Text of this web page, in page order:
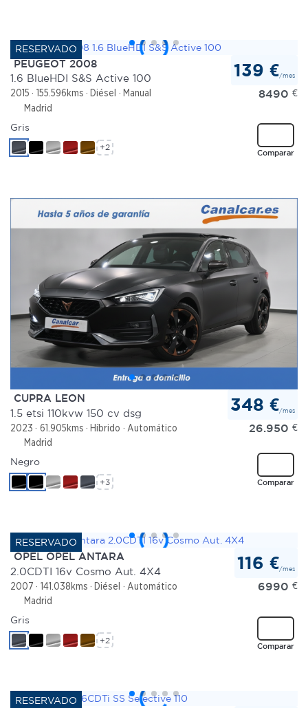
PEUGEOT 2008
1.6 BlueHDI S&S Active 100
2015 155.596kms Diésel
Manual
Madrid
139 €/mes
8490 €
Comparar
Gris
+2
CUPRA LEON
1.5 etsi 110kvw 150 cv dsg
2023 61.905kms Híbrido
Automático
Madrid
348 €/mes
26.950 €
Comparar
Negro
+3
OPEL OPEL ANTARA
2.0CDTI 16v Cosmo Aut. 4X4
2007 141.038kms Diésel
Automático
Madrid
116 €/mes
6990 €
Comparar
Gris
+2